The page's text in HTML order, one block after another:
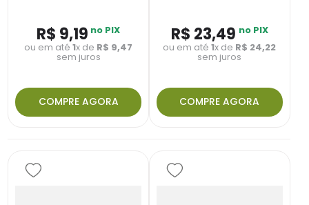
R$ 9,19 no PIX
ou em até1x de R$ 9,47
sem juros
COMPRE AGORA
R$ 23,49 no PIX
ou em até1x de R$ 24,22
sem juros
COMPRE AGORA